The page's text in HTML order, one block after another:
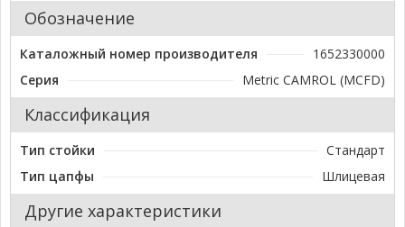
Обозначение
Каталожный номер производителя
1652330000
Серия
Metric CAMROL (MCFD)
Классификация
Тип стойки
Стандарт
Тип цапфы
Шлицевая
Другие характеристики